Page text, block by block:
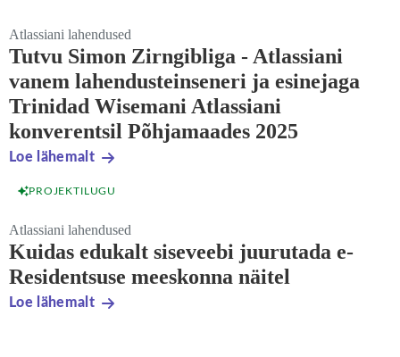
Atlassiani lahendused
Tutvu Simon Zirngibliga - Atlassiani
vanem lahendusteinseneri ja esinejaga
Trinidad Wisemani Atlassiani
konverentsil Põhjamaades 2025
Loe lähemalt
PROJEKTILUGU
Atlassiani lahendused
Kuidas edukalt siseveebi juurutada e-
Residentsuse meeskonna näitel
Loe lähemalt